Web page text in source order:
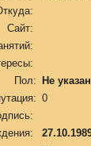
Сайт:
Пол:
Не указан
0